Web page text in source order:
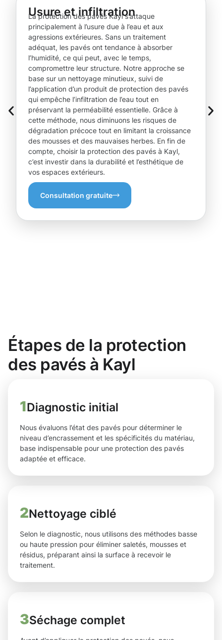
Usure et infiltration
La protection des pavés Kayl s’attaque
principalement à l’usure due à l’eau et aux
agressions extérieures. Sans un traitement
adéquat, les pavés ont tendance à absorber
l’humidité, ce qui peut, avec le temps,
compromettre leur structure. Notre approche se
base sur un nettoyage minutieux, suivi de
l’application d’un produit de protection des pavés
qui empêche l’infiltration de l’eau tout en
préservant la perméabilité essentielle. Grâce à
cette méthode, nous diminuons les risques de
dégradation précoce tout en limitant la croissance
des mousses et des mauvaises herbes. En fin de
compte, choisir la protection des pavés à Kayl,
c’est investir dans la durabilité et l’esthétique de
vos espaces extérieurs.
Consultation gratuite
Étapes de la protection
des pavés à Kayl
1Diagnostic initial
Nous évaluons l’état des pavés pour déterminer le
niveau d’encrassement et les spécificités du matériau,
base indispensable pour une protection des pavés
adaptée et efficace.
2Nettoyage ciblé
Selon le diagnostic, nous utilisons des méthodes basse
ou haute pression pour éliminer saletés, mousses et
résidus, préparant ainsi la surface à recevoir le
traitement.
3Séchage complet